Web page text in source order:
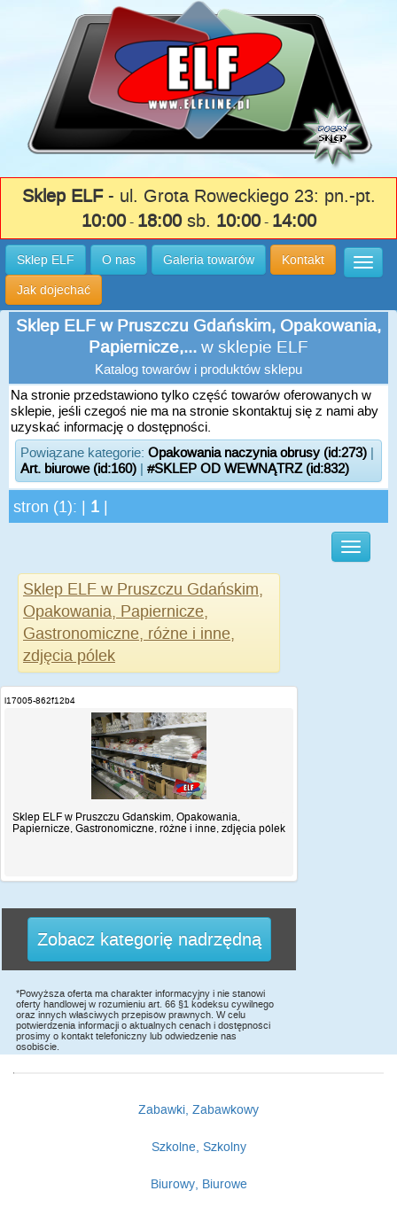
Sklep ELF- ul. Grota Roweckiego 23: pn.-pt.
10:00- 18:00sb. 10:00- 14:00
Sklep ELF O nas Galeria towarów Kontakt
Jak dojechać
Sklep ELF w Pruszczu Gdańskim, Opakowania,
Papiernicze,... w sklepie ELF
Katalog towarów i produktów sklepu
Na stronie przedstawiono tylko część towarów oferowanych w
sklepie, jeśli czegoś nie ma na stronie skontaktuj się z nami aby
uzyskać informację o dostępności.
Powiązane kategorie: Opakowania naczynia obrusy (id:273) |
Art. biurowe (id:160) | #SKLEP OD WEWNĄTRZ (id:832)
stron (1): | 1
Sklep ELF w Pruszczu Gdańskim,
Opakowania, Papiernicze,
Gastronomiczne, różne i inne,
zdjęcia pólek
i17005-862f12b4
Sklep ELF w Pruszczu Gdańskim, Opakowania,
Papiernicze, Gastronomiczne, różne i inne, zdjęcia pólek
Zobacz kategorię nadrzędną
*Powyższa oferta ma charakter informacyjny i nie stanowi
oferty handlowej w rozumieniu art. 66 §1 kodeksu cywilnego
oraz innych właściwych przepisów prawnych. W celu
potwierdzenia informacji o aktualnych cenach i dostępności
prosimy o kontakt telefoniczny lub odwiedzenie nas
osobiście.
Zabawki, Zabawkowy
Szkolne, Szkolny
Biurowy, Biurowe